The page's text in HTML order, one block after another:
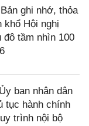
ghi nhớ, thỏa
khổ Hội nghị
đô tầm nhìn 100
ban nhân dân
tục hành chính
trình nội bộ